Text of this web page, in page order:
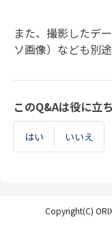
また、撮影したデ
ソ画像）なども別
このQ&Aは役に立
はい いいえ
Copyright(C)